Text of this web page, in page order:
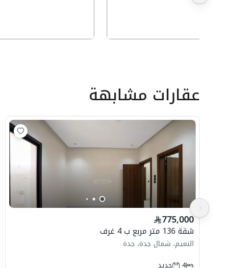
عقارات مشابهة
775,000
شقة 136 متر مربع ب 4 غرف
النعيم، شمال جدة، جدة